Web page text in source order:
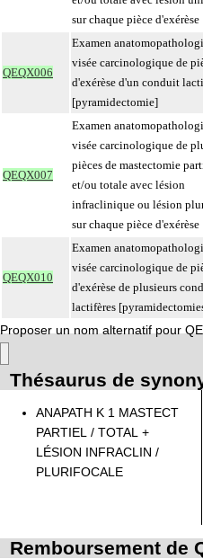
sur chaque pièce d'exérèse
QEQX006
Examen
visée carcinologique de
d'exérèse d'un conduit
[pyramidectomie]
QEQX007
Examen
visée carcinologique de
pièces de mastectomie
et/ou totale avec lésion
infraclinique ou lésion
sur chaque pièce d'exérèse
QEQX010
Examen
visée carcinologique de
d'exérèse de plusieurs
lactifères
Proposer un nom alternatif pour
Thésaurus de
ANAPATH K 1 MASTECT
PARTIEL / TOTAL +
LÉSION INFRACLIN /
PLURIFOCALE
Remboursement de